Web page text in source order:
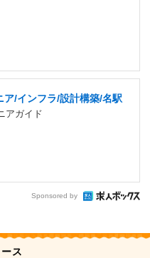
/インフラ/設計構築/名駅
アガイド
Sponsored by
ス